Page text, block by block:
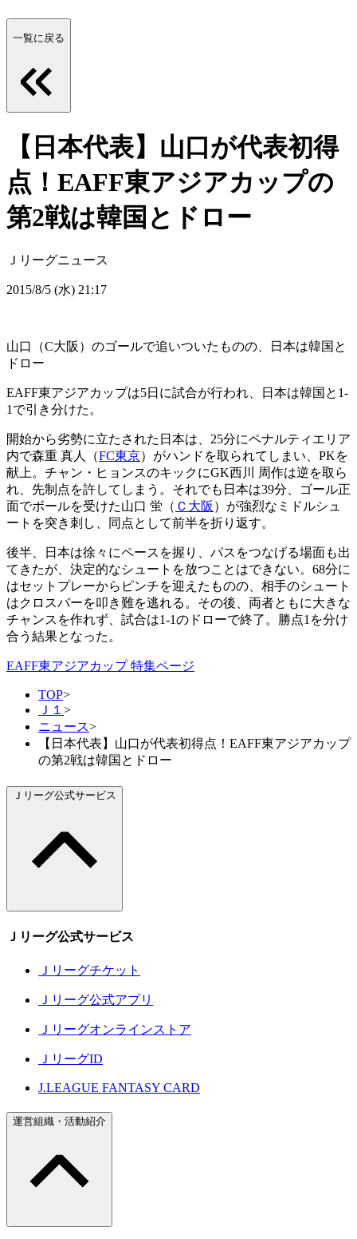
一覧に戻る
【日本代表】山口が代表初得
点！EAFF東アジアカップの
第2戦は韓国とドロー
Ｊリーグニュース
2015/8/5 (水) 21:17
山口（C大阪）のゴールで追いついたものの、日本は韓国と
ドロー
EAFF東アジアカップは5日に試合が行われ、日本は韓国と1-
1で引き分けた。
開始から劣勢に立たされた日本は、25分にペナルティエリア
内で森重 真人（FC東京）がハンドを取られてしまい、PKを
献上。チャン・ヒョンスのキックにGK西川 周作は逆を取ら
れ、先制点を許してしまう。それでも日本は39分、ゴール正
面でボールを受けた山口 蛍（ Ｃ大阪 ）が強烈なミドルシュ
ートを突き刺し、同点として前半を折り返す。
後半、日本は徐々にペースを握り、パスをつなげる場面も出
てきたが、決定的なシュートを放つことはできない。68分に
はセットプレーからピンチを迎えたものの、相手のシュート
はクロスバーを叩き難を逃れる。その後、両者ともに大きな
チャンスを作れず、試合は1-1のドローで終了。勝点1を分け
合う結果となった。
EAFF東アジアカップ 特集ページ
TOP>
Ｊ１ >
ニュース>
【日本代表】山口が代表初得点！EAFF東アジアカップ
の第2戦は韓国とドロー
Ｊリーグ公式サービス
Ｊリーグ公式サービス
Ｊリーグチケット
Ｊリーグ公式アプリ
Ｊリーグオンラインストア
ＪリーグID
J.LEAGUE FANTASY CARD
運営組織・活動紹介